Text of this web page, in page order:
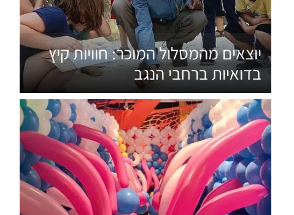
יוצאים מהמסלול המוכר: חוויות קיץ
בדואיות ברחבי הנגב